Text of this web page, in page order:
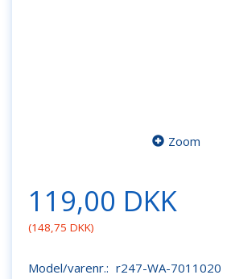
Zoom
119,00 DKK
(148,75 DKK)
Model/varenr.: r247-WA-7011020